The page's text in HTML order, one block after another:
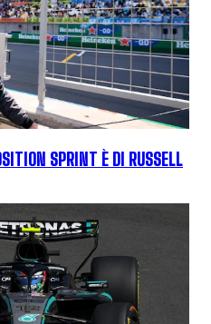
SPRINT È DI RUSSELL